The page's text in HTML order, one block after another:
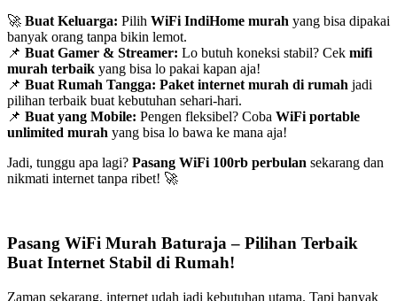
🚀 Buat Keluarga: Pilih WiFi IndiHome murah yang bisa dipakai
banyak orang tanpa bikin lemot.
📌 Buat Gamer & Streamer: Lo butuh koneksi stabil? Cek mifi
murah terbaik yang bisa lo pakai kapan aja!
📌 Buat Rumah Tangga: Paket internet murah di rumah jadi
pilihan terbaik buat kebutuhan sehari-hari.
📌 Buat yang Mobile: Pengen fleksibel? Coba WiFi portable
unlimited murah yang bisa lo bawa ke mana aja!
Jadi, tunggu apa lagi? Pasang WiFi 100rb perbulan sekarang dan
nikmati internet tanpa ribet! 🚀
Pasang WiFi Murah Baturaja – Pilihan Terbaik
Buat Internet Stabil di Rumah!
Zaman sekarang, internet udah jadi kebutuhan utama. Tapi banyak